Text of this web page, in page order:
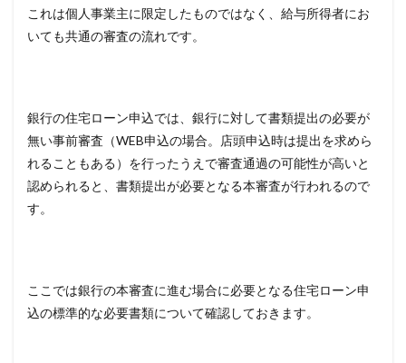
これは個人事業主に限定したものではなく、給与所得者にお
いても共通の審査の流れです。
銀行の住宅ローン申込では、銀行に対して書類提出の必要が
無い事前審査（WEB申込の場合。店頭申込時は提出を求めら
れることもある）を行ったうえで審査通過の可能性が高いと
認められると、書類提出が必要となる本審査が行われるので
す。
ここでは銀行の本審査に進む場合に必要となる住宅ローン申
込の標準的な必要書類について確認しておきます。